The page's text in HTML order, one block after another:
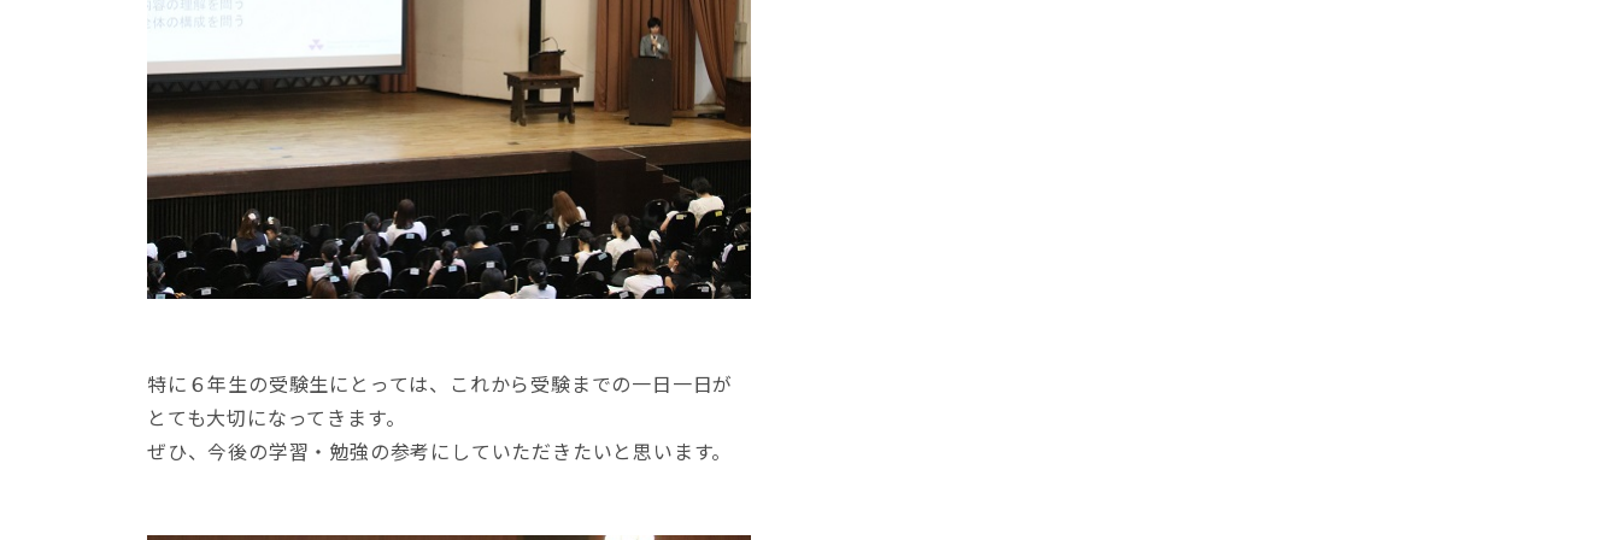
特に６年生の受験生にとっては、これから受験までの一日一日が
とても大切になってきます。
ぜひ、今後の学習・勉強の参考にしていただきたいと思います。